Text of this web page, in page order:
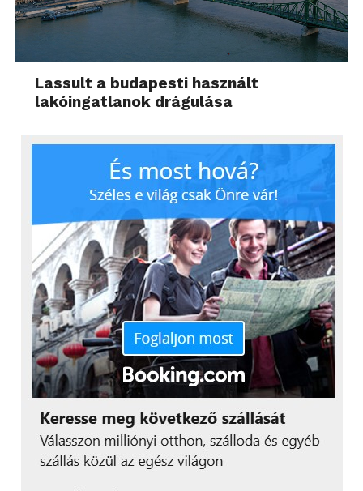
Lassult a budapesti használt
lakóingatlanok drágulása